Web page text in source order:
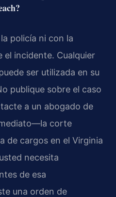
policía ni con la
el incidente. Cualquier
ser utilizada en su
publique sobre el caso
a un abogado de
corte
de cargos en el Virginia
necesita
de esa
una orden de